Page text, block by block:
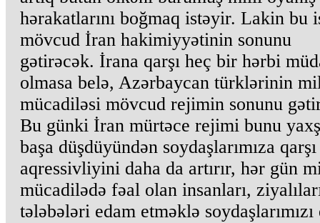
hərakatlarını boğmaq istəyir. Lakin bu
mövcud İran hakimiyyətinin sonunu
gətirəcək. İrana qarşı heç bir hərbi
olmasa belə, Azərbaycan türklərinin
mücadiləsi mövcud rejimin sonunu
Bu günki İran mürtəce rejimi bunu
başa düşdüyündən soydaşlarımıza
aqressivliyini daha da artırır, hər gün
mücadilədə fəal olan insanları,
tələbələri edam etməklə